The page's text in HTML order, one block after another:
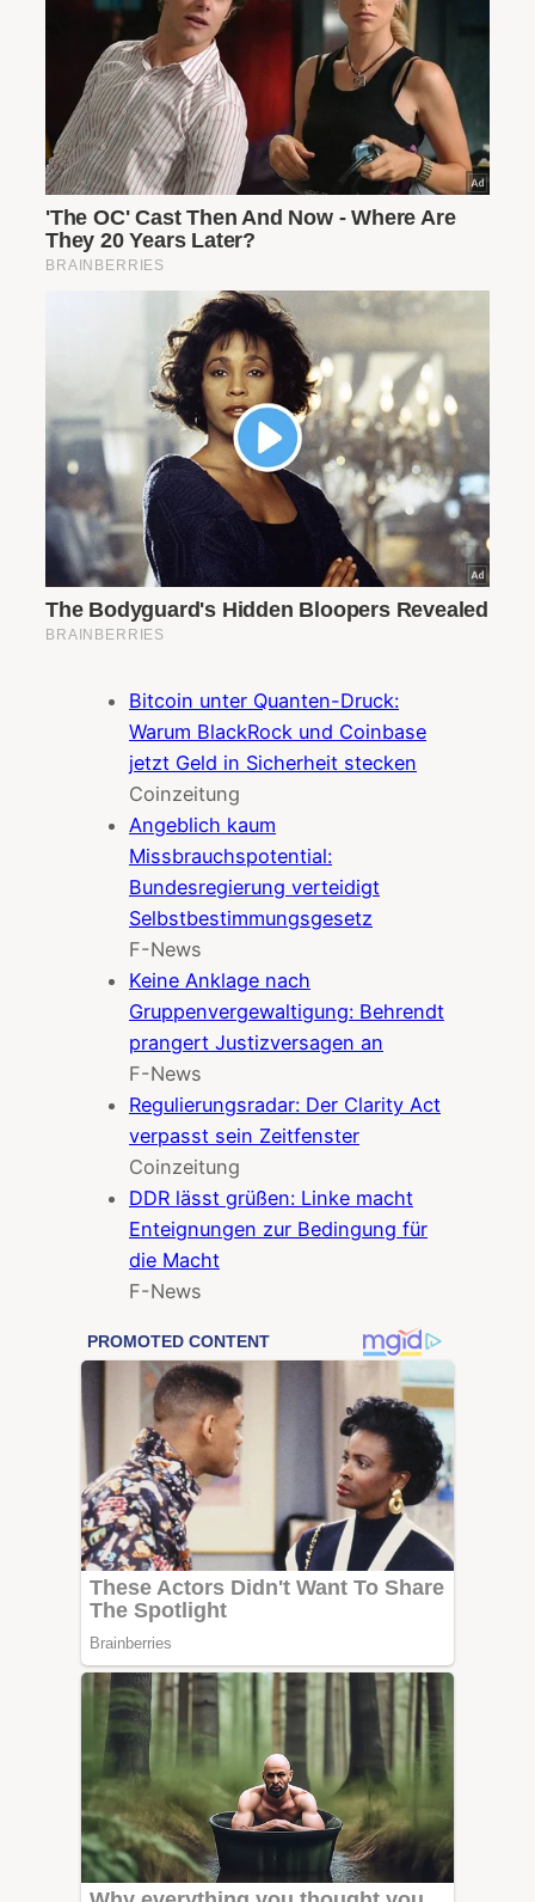
Bitcoin unter Quanten-Druck:
Warum BlackRock und Coinbase
jetzt Geld in Sicherheit stecken
Coinzeitung
Angeblich kaum
Missbrauchspotential:
Bundesregierung verteidigt
Selbstbestimmungsgesetz
F-News
Keine Anklage nach
Gruppenvergewaltigung: Behrendt
prangert Justizversagen an
F-News
Regulierungsradar: Der Clarity Act
verpasst sein Zeitfenster
Coinzeitung
DDR lässt grüßen: Linke macht
Enteignungen zur Bedingung für
die Macht
F-News